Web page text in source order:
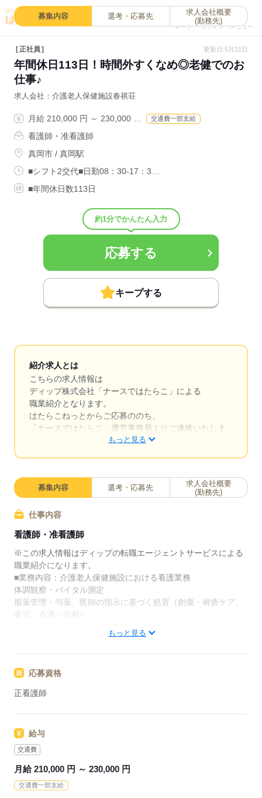
キープ
0
ログイン メニュー
募集内容 選考・応募先
求人会社概要
(勤務先)
正社員 更新日:5月21日
年間休日113日！時間外すくなめ◎老健でのお
仕事♪
求人会社 介護老人保健施設春祺荘
月給 210,000 円 ～ 230,000 … 交通費一部支給
看護師・准看護師
真岡市 / 真岡駅
■シフト2交代■日勤08：30-17：3…
■年間休日数113日
約1分でかんたん入力
応募する
キープする
紹介求人とは
こちらの求人情報は
ディップ株式会社「ナースではたらこ」による
職業紹介となります。
はたらこねっとからご応募ののち、
「ナースではたらこ」運営事務局よりご連絡いたしま
求職中の看護師さんの転職を専任の
キャリアアドバイザーが入職まで無料でサポートいた
日本最大級の求人情報の中からぴったりな求人をご紹
介。
履歴書作成のアドバイスや面接日の調整だけでなく、
お給料、お休み、入職時期の交渉もサポートします。
【もちろん無料】
費用は一切かかりません。
もっと見る
募集内容 選考・応募先
求人会社概要
(勤務先)
仕事内容
看護師・准看護師
※この求人情報はディップの転職エージェントサービスによる
職業紹介になります。
■業務内容：介護老人保健施設における看護業務
体調観察・バイタル測定
服薬管理・与薬、医師の指示に基づく処置（創傷・褥瘡ケア、
吸引、点滴・注射）
多職種連携と在宅復帰支援（リハビリとの連携、受診・往診対
看護記録・急変時の初期対応
常勤の医師も在籍し、利用者様の体調不良時も安心です。
きます。
年間休日は113日で、時間外も少なめのため、メリハリをつけ
賞与は4カ月分で、モチベーションにつながります！
もっと見る
応募資格
正看護師
給与
交通費
月給 210,000 円 ～ 230,000 円
交通費一部支給